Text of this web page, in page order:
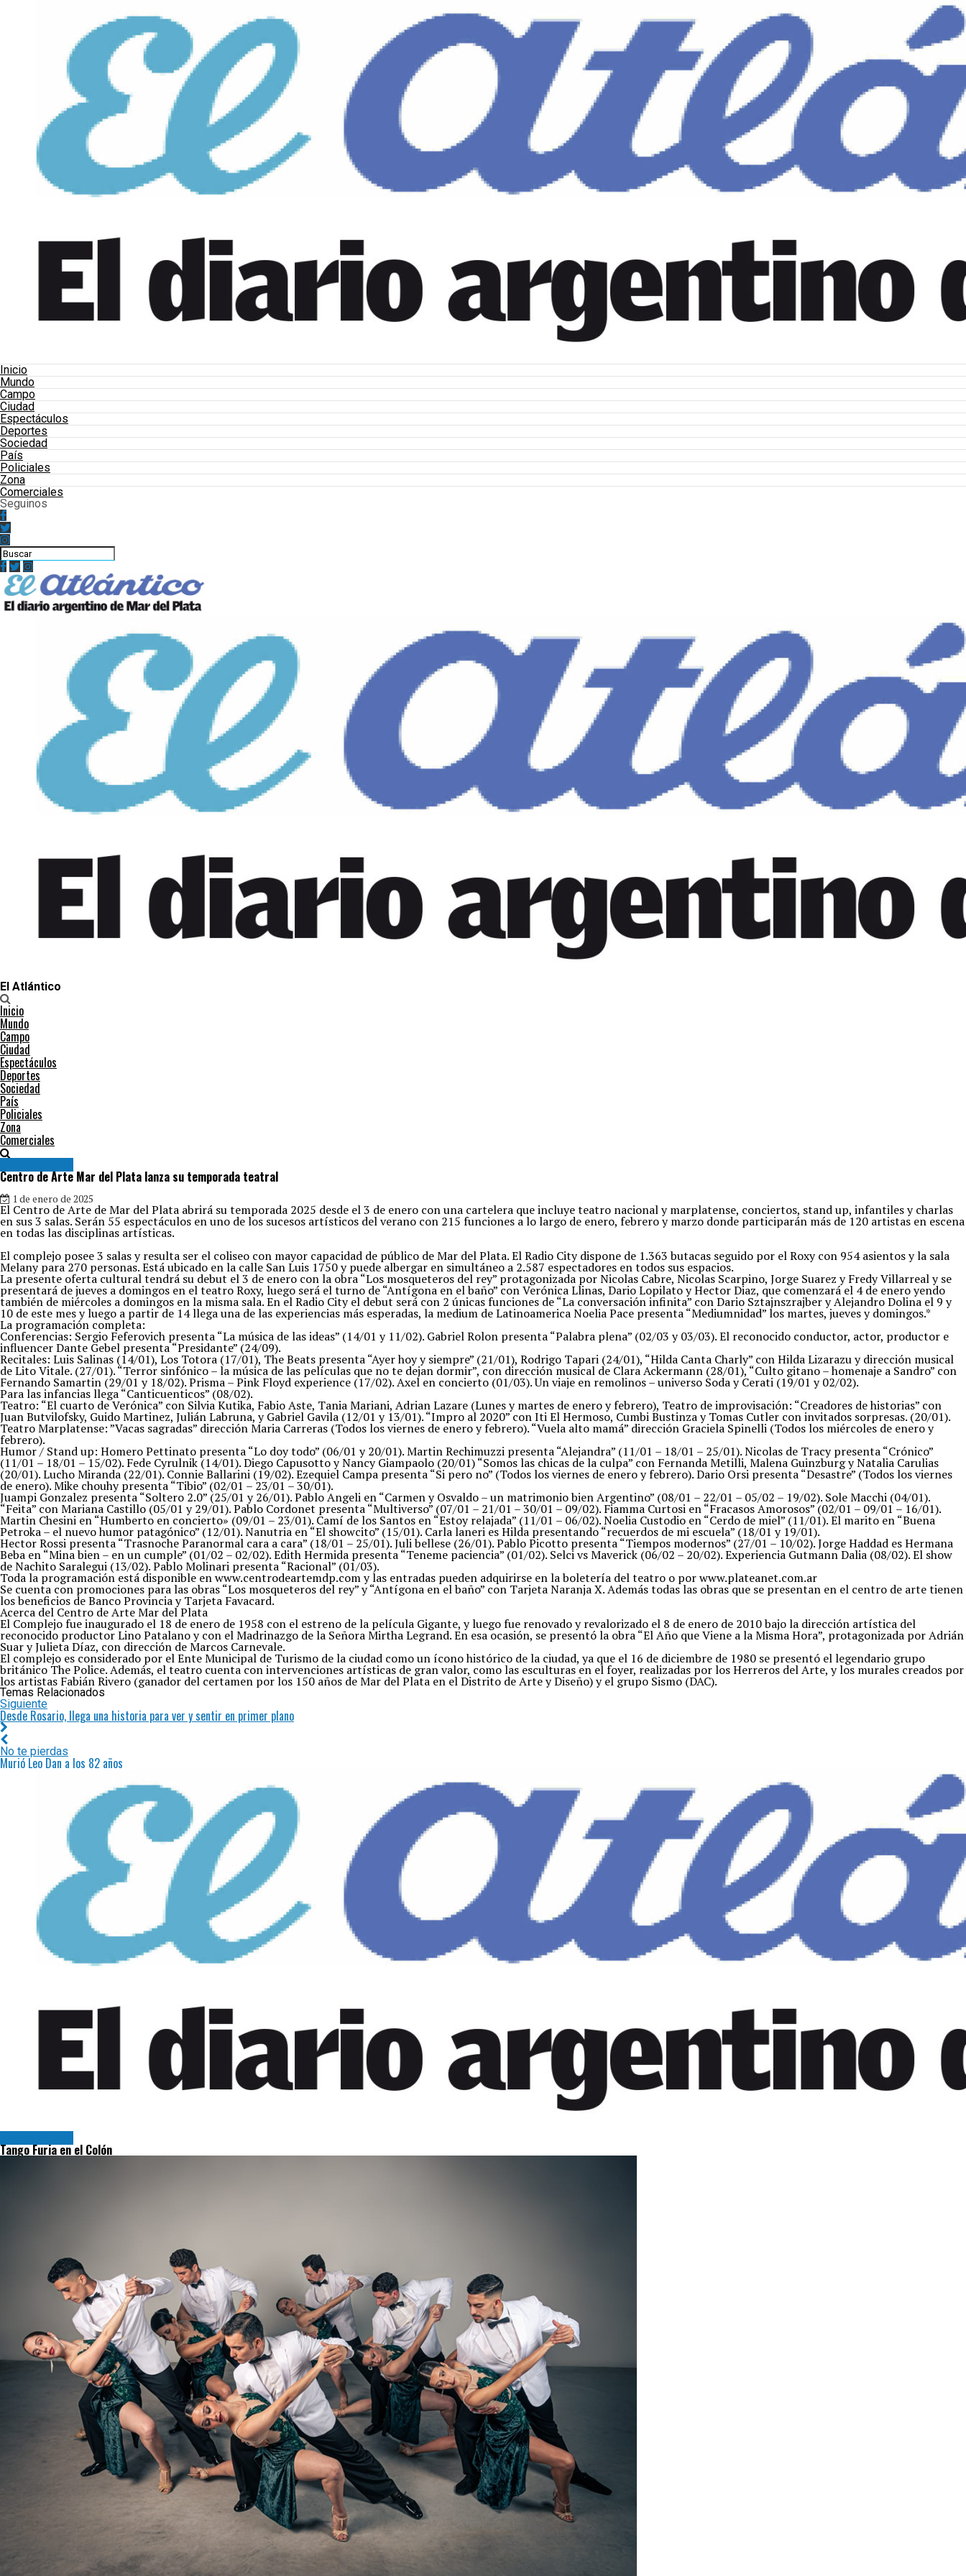
Inicio
Mundo
Campo
Ciudad
Espectáculos
Deportes
Sociedad
País
Policiales
Zona
Comerciales
Seguinos
El Atlántico
Inicio
Mundo
Campo
Ciudad
Espectáculos
Deportes
Sociedad
País
Policiales
Zona
Comerciales
Centro de Arte Mar del Plata lanza su temporada teatral
1 de enero de 2025
El Centro de Arte de Mar del Plata abrirá su temporada 2025 desde el 3 de enero con una cartelera que incluye teatro nacional y marplatense, conciertos, stand up, infantiles y charlas
en sus 3 salas. Serán 55 espectáculos en uno de los sucesos artísticos del verano con 215 funciones a lo largo de enero, febrero y marzo donde participarán más de 120 artistas en escena
en todas las disciplinas artísticas.
El complejo posee 3 salas y resulta ser el coliseo con mayor capacidad de público de Mar del Plata. El Radio City dispone de 1.363 butacas seguido por el Roxy con 954 asientos y la sala
Melany para 270 personas. Está ubicado en la calle San Luis 1750 y puede albergar en simultáneo a 2.587 espectadores en todos sus espacios.
La presente oferta cultural tendrá su debut el 3 de enero con la obra “Los mosqueteros del rey” protagonizada por Nicolas Cabre, Nicolas Scarpino, Jorge Suarez y Fredy Villarreal y se
presentará de jueves a domingos en el teatro Roxy, luego será el turno de “Antígona en el baño” con Verónica Llinas, Dario Lopilato y Hector Diaz, que comenzará el 4 de enero yendo
también de miércoles a domingos en la misma sala. En el Radio City el debut será con 2 únicas funciones de “La conversación infinita” con Dario Sztajnszrajber y Alejandro Dolina el 9 y
10 de este mes y luego a partir de 14 llega una de las experiencias más esperadas, la medium de Latinoamerica Noelia Pace presenta “Mediumnidad” los martes, jueves y domingos.*
La programación completa:
Conferencias: Sergio Feferovich presenta “La música de las ideas” (14/01 y 11/02). Gabriel Rolon presenta “Palabra plena” (02/03 y 03/03). El reconocido conductor, actor, productor e
influencer Dante Gebel presenta “Presidante” (24/09).
Recitales: Luis Salinas (14/01), Los Totora (17/01), The Beats presenta “Ayer hoy y siempre” (21/01), Rodrigo Tapari (24/01), “Hilda Canta Charly” con Hilda Lizarazu y dirección musical
de Lito Vitale. (27/01). “Terror sinfónico – la música de las películas que no te dejan dormir”, con dirección musical de Clara Ackermann (28/01), “Culto gitano – homenaje a Sandro” con
Fernando Samartin (29/01 y 18/02). Prisma – Pink Floyd experience (17/02). Axel en concierto (01/03). Un viaje en remolinos – universo Soda y Cerati (19/01 y 02/02).
Para las infancias llega “Canticuenticos” (08/02).
Teatro: “El cuarto de Verónica” con Silvia Kutika, Fabio Aste, Tania Mariani, Adrian Lazare (Lunes y martes de enero y febrero), Teatro de improvisación: “Creadores de historias” con
Juan Butvilofsky, Guido Martinez, Julián Labruna, y Gabriel Gavila (12/01 y 13/01). “Impro al 2020” con Iti El Hermoso, Cumbi Bustinza y Tomas Cutler con invitados sorpresas. (20/01).
Teatro Marplatense: ”Vacas sagradas” dirección Maria Carreras (Todos los viernes de enero y febrero). “Vuela alto mamá” dirección Graciela Spinelli (Todos los miércoles de enero y
febrero).
Humor / Stand up: Homero Pettinato presenta “Lo doy todo” (06/01 y 20/01). Martin Rechimuzzi presenta “Alejandra” (11/01 – 18/01 – 25/01). Nicolas de Tracy presenta “Crónico”
(11/01 – 18/01 – 15/02). Fede Cyrulnik (14/01). Diego Capusotto y Nancy Giampaolo (20/01) “Somos las chicas de la culpa” con Fernanda Metilli, Malena Guinzburg y Natalia Carulias
(20/01). Lucho Miranda (22/01). Connie Ballarini (19/02). Ezequiel Campa presenta “Si pero no” (Todos los viernes de enero y febrero). Dario Orsi presenta “Desastre” (Todos los viernes
de enero). Mike chouhy presenta “Tibio” (02/01 – 23/01 – 30/01).
Juampi Gonzalez presenta “Soltero 2.0” (25/01 y 26/01). Pablo Angeli en “Carmen y Osvaldo – un matrimonio bien Argentino” (08/01 – 22/01 – 05/02 – 19/02). Sole Macchi (04/01).
“Feita” con Mariana Castillo (05/01 y 29/01). Pablo Cordonet presenta “Multiverso” (07/01 – 21/01 – 30/01 – 09/02). Fiamma Curtosi en “Fracasos Amorosos” (02/01 – 09/01 – 16/01).
Martin Chesini en “Humberto en concierto» (09/01 – 23/01). Camí de los Santos en “Estoy relajada” (11/01 – 06/02). Noelia Custodio en “Cerdo de miel” (11/01). El marito en “Buena
Petroka – el nuevo humor patagónico” (12/01). Nanutria en “El showcito” (15/01). Carla laneri es Hilda presentando “recuerdos de mi escuela” (18/01 y 19/01).
Hector Rossi presenta “Trasnoche Paranormal cara a cara” (18/01 – 25/01). Juli bellese (26/01). Pablo Picotto presenta “Tiempos modernos” (27/01 – 10/02). Jorge Haddad es Hermana
Beba en “Mina bien – en un cumple” (01/02 – 02/02). Edith Hermida presenta “Teneme paciencia” (01/02). Selci vs Maverick (06/02 – 20/02). Experiencia Gutmann Dalia (08/02). El show
de Nachito Saralegui (13/02). Pablo Molinari presenta “Racional” (01/03).
Toda la programación está disponible en www.centrodeartemdp.com y las entradas pueden adquirirse en la boletería del teatro o por www.plateanet.com.ar
Se cuenta con promociones para las obras “Los mosqueteros del rey” y “Antígona en el baño” con Tarjeta Naranja X. Además todas las obras que se presentan en el centro de arte tienen
los beneficios de Banco Provincia y Tarjeta Favacard.
Acerca del Centro de Arte Mar del Plata
El Complejo fue inaugurado el 18 de enero de 1958 con el estreno de la película Gigante, y luego fue renovado y revalorizado el 8 de enero de 2010 bajo la dirección artística del
reconocido productor Lino Patalano y con el Madrinazgo de la Señora Mirtha Legrand. En esa ocasión, se presentó la obra “El Año que Viene a la Misma Hora”, protagonizada por Adrián
Suar y Julieta Díaz, con dirección de Marcos Carnevale.
El complejo es considerado por el Ente Municipal de Turismo de la ciudad como un ícono histórico de la ciudad, ya que el 16 de diciembre de 1980 se presentó el legendario grupo
británico The Police. Además, el teatro cuenta con intervenciones artísticas de gran valor, como las esculturas en el foyer, realizadas por los Herreros del Arte, y los murales creados por
los artistas Fabián Rivero (ganador del certamen por los 150 años de Mar del Plata en el Distrito de Arte y Diseño) y el grupo Sismo (DAC).
Temas Relacionados
Siguiente
Desde Rosario, llega una historia para ver y sentir en primer plano
No te pierdas
Murió Leo Dan a los 82 años
Tango Furia en el Colón